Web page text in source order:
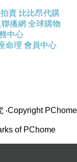
就收到了!大家
折價卷再購買
用折價卷更划
定要來
賣 比比昂代購
播網 全球購物
中心
命理 會員中心
‧Copyright PChome
of PChome